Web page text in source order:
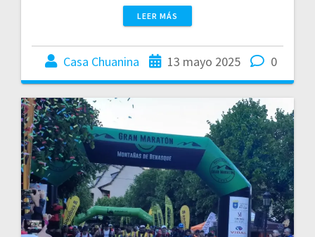
LEER MÁS
Casa Chuanina 13 mayo 2025 0